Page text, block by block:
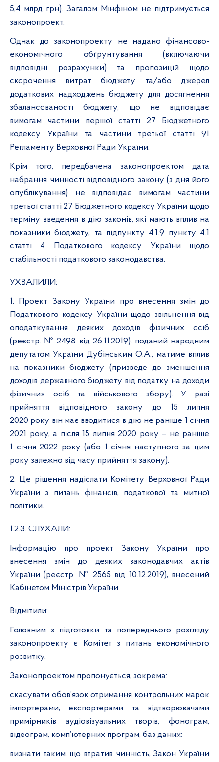
5,4 млрд грн). Загалом Мінфіном не підтримується
законопроект.
Однак до законопроекту не надано фінансово-
економічного обґрунтування (включаючи
відповідні розрахунки) та пропозицій щодо
скорочення витрат бюджету та/або джерел
додаткових надходжень бюджету для досягнення
збалансованості бюджету, що не відповідає
вимогам частини першої статті 27 Бюджетного
кодексу України та частини третьої статті 91
Регламенту Верховної Ради України.
Крім того, передбачена законопроектом дата
набрання чинності відповідного закону (з дня його
опублікування) не відповідає вимогам частини
третьої статті 27 Бюджетного кодексу України щодо
терміну введення в дію законів, які мають вплив на
показники бюджету, та підпункту 4.1.9 пункту 4.1
статті 4 Податкового кодексу України щодо
стабільності податкового законодавства.
УХВАЛИЛИ:
1. Проект Закону України про внесення змін до
Податкового кодексу України щодо звільнення від
оподаткування деяких доходів фізичних осіб
(реєстр. № 2498 від 26.11.2019), поданий народним
депутатом України Дубінським О.А., матиме вплив
на показники бюджету (призведе до зменшення
доходів державного бюджету від податку на доходи
фізичних осіб та військового збору). У разі
прийняття відповідного закону до 15 липня
2020 року він має вводитися в дію не раніше 1 січня
2021 року, а після 15 липня 2020 року – не раніше
1 січня 2022 року (або 1 січня наступного за цим
року залежно від часу прийняття закону).
2. Це рішення надіслати Комітету Верховної Ради
України з питань фінансів, податкової та митної
політики.
1.2.3. СЛУХАЛИ:
Інформацію про проект Закону України про
внесення змін до деяких законодавчих актів
України (реєстр. № 2565 від 10.12.2019), внесений
Кабінетом Міністрів України.
Відмітили:
Головним з підготовки та попереднього розгляду
законопроекту є Комітет з питань економічного
розвитку.
Законопроектом пропонується, зокрема:
скасувати обов’язок отримання контрольних марок
імпортерами, експортерами та відтворювачами
примірників аудіовізуальних творів, фонограм,
відеограм, комп’ютерних програм, баз даних;
визнати таким, що втратив чинність, Закон України